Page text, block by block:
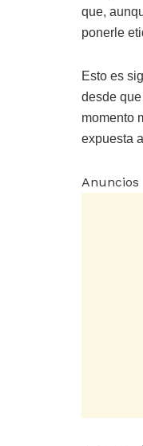
que,
ponerle
Esto es
desde
momento
expuesta
Anuncios